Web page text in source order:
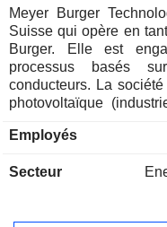
Meyer Burger
Suisse qui opère en
Burger. Elle est
processus basés
conducteurs. La
photovoltaïque
conducteurs et de
matériaux semi-
d'installations de
Employés
Secteur